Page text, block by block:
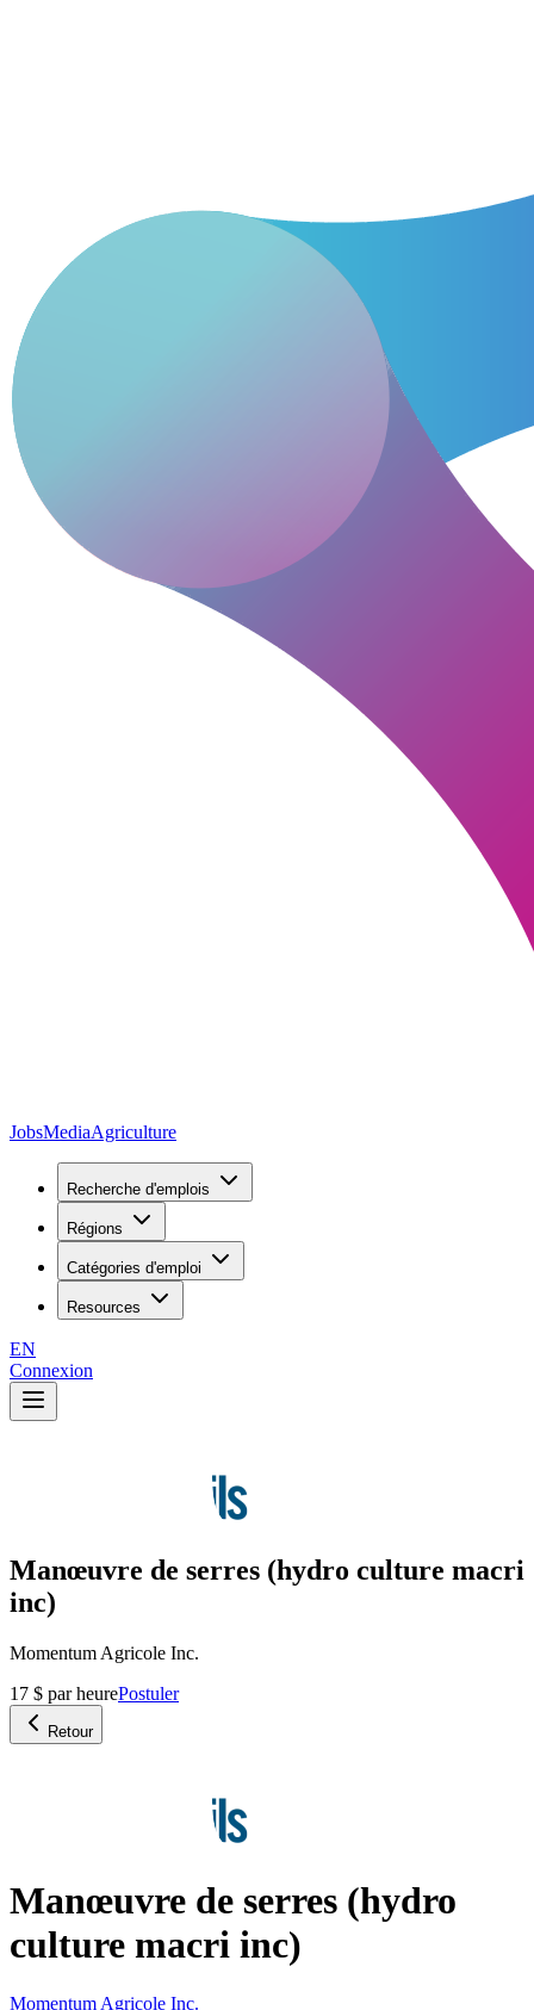
JobsMediaAgriculture
Recherche d'emplois
Régions
Catégories d'emploi
Resources
EN
Connexion
Manœuvre de serres (hydro culture macri
inc)
Momentum Agricole Inc.
17 $ par heurePostuler
Retour
Manœuvre de serres (hydro
culture macri inc)
Momentum Agricole Inc.